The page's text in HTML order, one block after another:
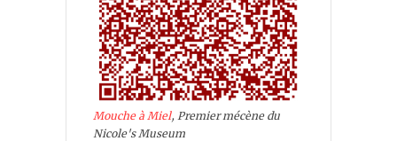
Mouche à Miel, Premier mécène du
Nicole's Museum